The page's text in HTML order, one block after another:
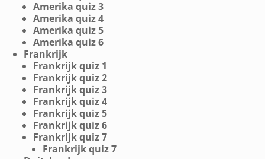
Amerika quiz 3
Amerika quiz 4
Amerika quiz 5
Amerika quiz 6
Frankrijk
Frankrijk quiz 1
Frankrijk quiz 2
Frankrijk quiz 3
Frankrijk quiz 4
Frankrijk quiz 5
Frankrijk quiz 6
Frankrijk quiz 7
Frankrijk quiz 7